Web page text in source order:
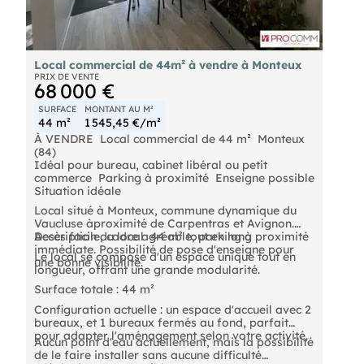
RSAC 512.576.505
RCP AACI/15412/19032
Local commercial de 44m² à vendre à Monteux
PRIX DE VENTE
68 000 €
SURFACE
44 m²
MONTANT AU M²
1 545,45 €/m²
À VENDRE  Local commercial de 44 m²  Monteux
(84)
Idéal pour bureau, cabinet libéral ou petit
commerce  Parking à proximité  Enseigne possible
Situation idéale
Local situé à Monteux, commune dynamique du
Vaucluse àproximité de Carpentras et Avignon.
Accès facile, cadre agréable, parking à proximité
immédiate. Possibilité de pose d'enseigne pour
une bonne visibilité.
Description du local  44 m² tout en long
Le local se compose d'un espace unique tout en
longueur, offrant une grande modularité.
Surface totale : 44 m²
Configuration actuelle : un espace d'accueil avec 2
bureaux, et 1 bureaux fermés au fond, parfait
pour adapter l'aménagement selon votre activité.
Aucun point d'eau actuellement, mais la possibilité
de le faire installer sans aucune difficulté